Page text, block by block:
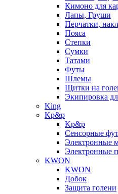
Кимоно для
Лапы, Груши
Перчатки,
Пояса
Степки
Сумки
Татами
Футы
Шлемы
Щитки на
Экипировка
King
Kp&p
Kp&p
Сенсорные
Электронные
Электронные
KWON
KWON
Добок
Защита голени